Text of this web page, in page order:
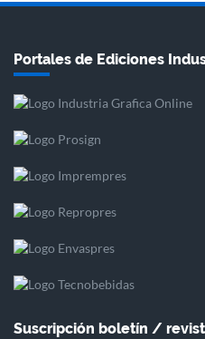
Portales de Ediciones
Suscripción boletín /